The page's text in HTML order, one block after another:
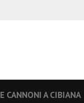
CANNONI A CIBIANA